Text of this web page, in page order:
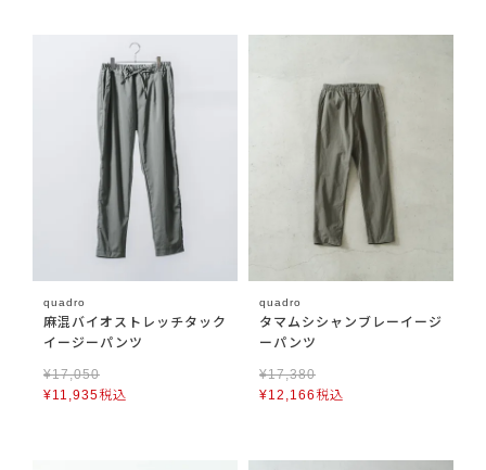
quadro
麻混バイオストレッチタック
イージーパンツ
¥17,050
¥11,935税込
quadro
タマムシシャンブレーイージ
ーパンツ
¥17,380
¥12,166税込